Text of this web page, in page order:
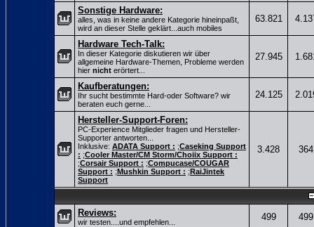
Sonstige Hardware:
alles, was in keine andere Kategorie hineinpaßt,
wird an dieser Stelle geklärt...auch mobiles
63.821
Hardware Tech-Talk:
In dieser Kategorie diskutieren wir über
allgemeine Hardware-Themen, Probleme werden
hier nicht erörtert...
27.945
Kaufberatungen:
Ihr sucht bestimmte Hard-oder Software? wir
beraten euch gerne...
24.125
Hersteller-Support-Foren:
PC-Experience Mitglieder fragen und Hersteller-
Supporter antworten...
Inklusive: ADATA Support : ;Caseking Support
: ;Cooler Master/CM Storm/Choiix Support :
;Corsair Support : ;Compucase/COUGAR
Support : ; Mushkin Support : ; RaiJintek
Support
3.428 364
Reviews:
wir testen....und empfehlen... 499
499